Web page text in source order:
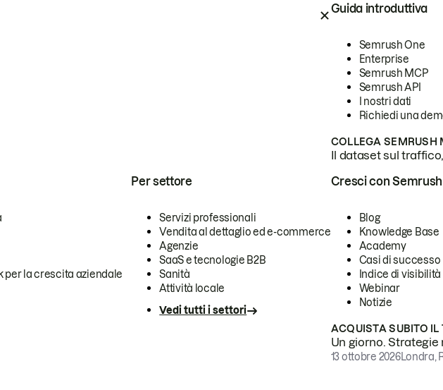
Guida introduttiva
Semrush One
Enterprise
Semrush MCP
Semrush API
I nostri dati
Richiedi una
COLLEGA SEMRUSH
Il dataset sul
per la crescita aziendale
Per settore
Servizi professionali
Vendita al dettaglio ed e-commerce
Agenzie
SaaS e tecnologie B2B
Sanità
Attività locale
Vedi tutti i settori
Cresci con Semrush
Blog
Knowledge Base
Academy
Casi di successo
Indice di visibilità
Webinar
Notizie
ACQUISTA SUBITO IL
Un giorno.
13 ottobre 2026Londra,